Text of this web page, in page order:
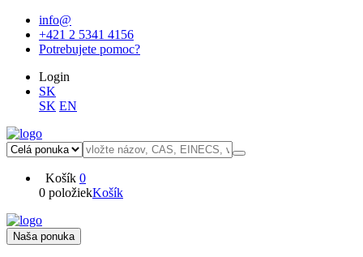
info@
+421 2 5341 4156
Potrebujete pomoc?
Login
SK
SK EN
Košík 0
0 položiekKošík
Naša ponuka